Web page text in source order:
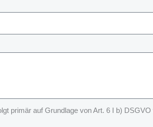
primär auf Grundlage von Art. 6 I b) DSGVO